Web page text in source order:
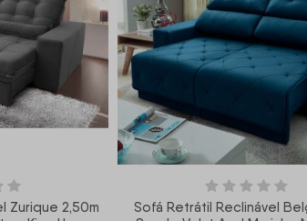
Zurique 2,50m
Sofá Retrátil Reclinável